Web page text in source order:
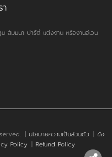
สัมมนา ปาร์ตี้ แต่งงาน หรืองานอีเวน
| นโยบายความเป็นส่วนตัว | ข้อ
Policy | Refund Policy